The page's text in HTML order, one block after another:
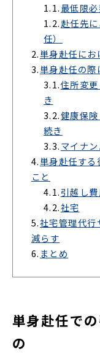
1.1.最低限
1.2.赴任先
任）
2.単身赴任に
3.単身赴任の際
3.1.住所変
き
3.2.健康保
続き
3.3.マイナ
4.単身赴任する
こと
4.1.引越し
4.2.社宅
5.社宅管理代行
減らす
6. まとめ
単身赴任で
の